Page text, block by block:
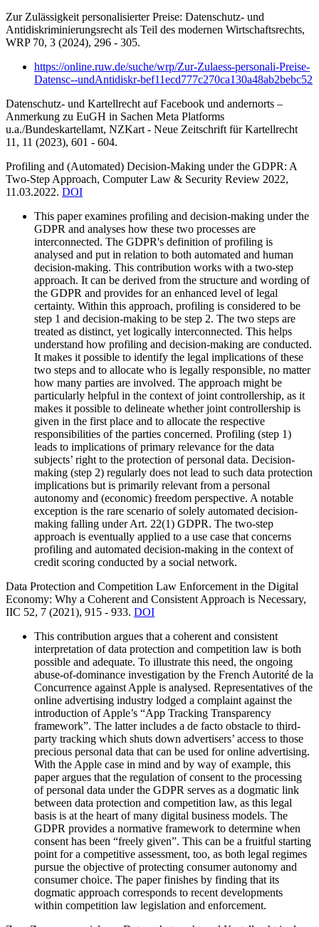
Zur Zulässigkeit personalisierter Preise: Datenschutz- und
Antidiskriminierungsrecht als Teil des modernen Wirtschaftsrechts,
WRP 70, 3 (2024), 296 - 305.
https://online.ruw.de/suche/wrp/Zur-Zulaess-personali-Preise-
Datensc--undAntidiskr-bef11ecd777c270ca130a48ab2bebc52
Datenschutz- und Kartellrecht auf Facebook und andernorts –
Anmerkung zu EuGH in Sachen Meta Platforms
u.a./Bundeskartellamt, NZKart - Neue Zeitschrift für Kartellrecht
11, 11 (2023), 601 - 604.
Profiling and (Automated) Decision-Making under the GDPR: A
Two-Step Approach, Computer Law & Security Review 2022,
11.03.2022. DOI
This paper examines profiling and decision-making under the
GDPR and analyses how these two processes are
interconnected. The GDPR's definition of profiling is
analysed and put in relation to both automated and human
decision-making. This contribution works with a two-step
approach. It can be derived from the structure and wording of
the GDPR and provides for an enhanced level of legal
certainty. Within this approach, profiling is considered to be
step 1 and decision-making to be step 2. The two steps are
treated as distinct, yet logically interconnected. This helps
understand how profiling and decision-making are conducted.
It makes it possible to identify the legal implications of these
two steps and to allocate who is legally responsible, no matter
how many parties are involved. The approach might be
particularly helpful in the context of joint controllership, as it
makes it possible to delineate whether joint controllership is
given in the first place and to allocate the respective
responsibilities of the parties concerned. Profiling (step 1)
leads to implications of primary relevance for the data
subjects’ right to the protection of personal data. Decision-
making (step 2) regularly does not lead to such data protection
implications but is primarily relevant from a personal
autonomy and (economic) freedom perspective. A notable
exception is the rare scenario of solely automated decision-
making falling under Art. 22(1) GDPR. The two-step
approach is eventually applied to a use case that concerns
profiling and automated decision-making in the context of
credit scoring conducted by a social network.
Data Protection and Competition Law Enforcement in the Digital
Economy: Why a Coherent and Consistent Approach is Necessary,
IIC 52, 7 (2021), 915 - 933. DOI
This contribution argues that a coherent and consistent
interpretation of data protection and competition law is both
possible and adequate. To illustrate this need, the ongoing
abuse-of-dominance investigation by the French Autorité de la
Concurrence against Apple is analysed. Representatives of the
online advertising industry lodged a complaint against the
introduction of Apple’s “App Tracking Transparency
framework”. The latter includes a de facto obstacle to third-
party tracking which shuts down advertisers’ access to those
precious personal data that can be used for online advertising.
With the Apple case in mind and by way of example, this
paper argues that the regulation of consent to the processing
of personal data under the GDPR serves as a dogmatic link
between data protection and competition law, as this legal
basis is at the heart of many digital business models. The
GDPR provides a normative framework to determine when
consent has been “freely given”. This can be a fruitful starting
point for a competitive assessment, too, as both legal regimes
pursue the objective of protecting consumer autonomy and
consumer choice. The paper finishes by finding that its
dogmatic approach corresponds to recent developments
within competition law legislation and enforcement.